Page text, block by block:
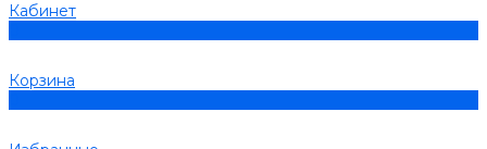
Кабинет
Корзина